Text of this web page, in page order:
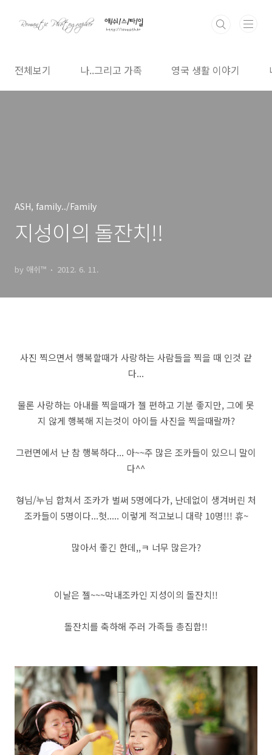
전체보기 나..그리고 가족 영국 생활 이야기
ASH, family../Family
지성이의 돌잔치!!
by 애쉬™ 2012. 6. 11.
사진 찍으면서 행복할때가 사랑하는 사람들을 찍을 때 인것 같
다...
물론 사랑하는 아내를 찍을때가 젤 편하고 기분 좋지만, 그에 못
지 않게 행복해 지는것이 아이들 사진을 찍을때랄까?
그런면에서 난 참 행복하다... 아~~주 많은 조카들이 있으니 말이
다^^
형님/누님 합쳐서 조카가 벌써 5명에다가, 난데없이 생겨버린 처
조카들이 5명이다...헛..... 이렇게 적고보니 대략 10명!!! 휴~
많아서 좋긴 한데,,ㅋ 너무 많은가?
이날은 젤~~~막내조카인 지성이의 돌잔치!!
돌잔치를 축하해 주러 가족들 총집합!!